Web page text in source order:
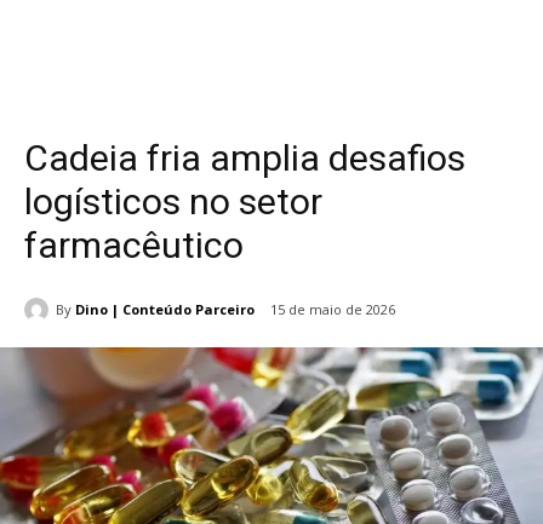
Cadeia fria amplia desafios
logísticos no setor
farmacêutico
By Dino | Conteúdo Parceiro 15 de maio de 2026